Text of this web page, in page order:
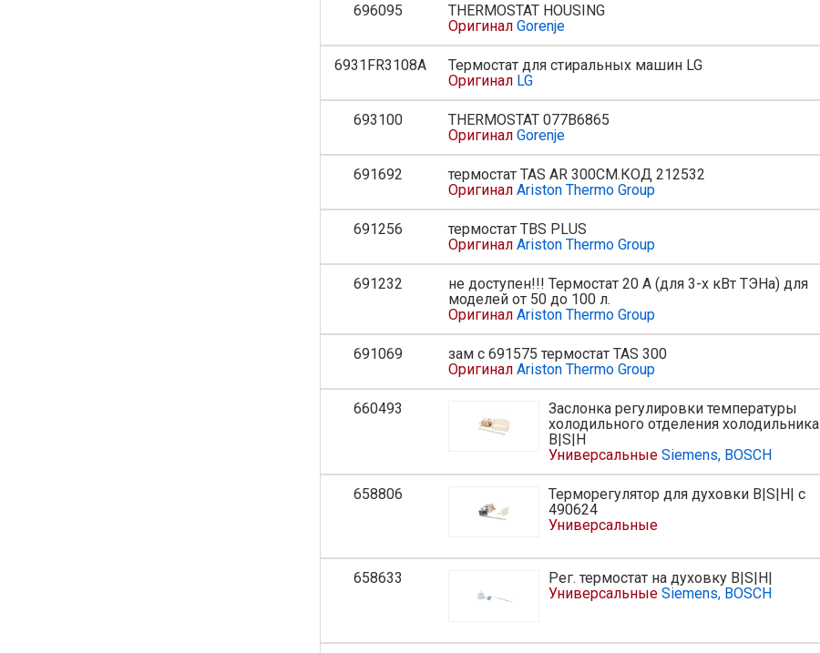
696095
THERMOSTAT HOUSING
Оригинал Gorenje
6931FR3108A
Термостат для стиральных машин LG
Оригинал LG
693100
THERMOSTAT 077B6865
Оригинал Gorenje
691692
термостат TAS AR 300СМ.КОД 212532
Оригинал Ariston Thermo Group
691256
термостат TBS PLUS
Оригинал Ariston Thermo Group
691232
не доступен!!! Термостат 20 А (для 3-х кВт ТЭНа) для
моделей от 50 до 100 л.
Оригинал Ariston Thermo Group
691069
зам c 691575 термостат TAS 300
Оригинал Ariston Thermo Group
660493
Заслонка регулировки температуры
холодильного отделения холодильника
B|S|H
Универсальные Siemens, BOSCH
658806
Терморегулятор для духовки B|S|H| с
490624
Универсальные
658633
Рег. термостат на духовку B|S|H|
Универсальные Siemens, BOSCH